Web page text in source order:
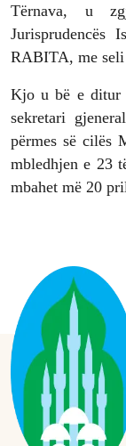
Tërnava, u
Jurisprudencës
RABITA, me seli
Kjo u bë e ditur
sekretari
përmes së cilës
mbledhjen e 23
mbahet më 20